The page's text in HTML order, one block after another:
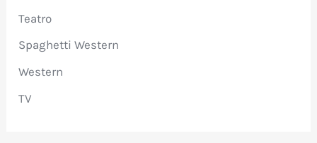
Teatro
Spaghetti Western
Western
TV